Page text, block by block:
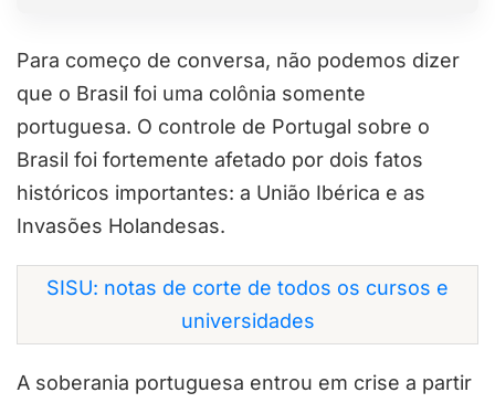
Para começo de conversa, não podemos dizer
que o Brasil foi uma colônia somente
portuguesa. O controle de Portugal sobre o
Brasil foi fortemente afetado por dois fatos
históricos importantes: a União Ibérica e as
Invasões Holandesas.
SISU: notas de corte de todos os cursos e
universidades
A soberania portuguesa entrou em crise a partir